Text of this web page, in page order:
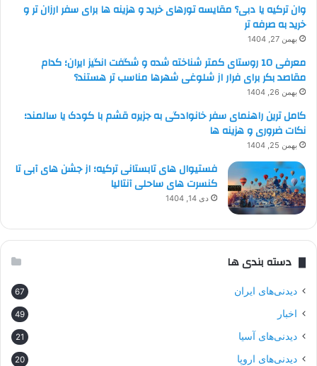
وان ترکیه یا دبی؟ مقایسه تورهای خرید و هزینه ها برای سفر ارزان تر و
خرید به صرفه تر
بهمن 27, 1404
معرفی 10 روستای کمتر شناخته شده و شگفت انگیز ایران؛ کدام
مقاصد بکر برای فرار از شلوغی شهرها مناسب تر هستند؟
بهمن 26, 1404
کامل ترین راهنمای سفر خانوادگی به جزیره قشم با کودک یا سالمند؛
نکات ضروری و هزینه ها
بهمن 25, 1404
فستیوال های تابستانی ترکیه؛ از جشن های آبی تا
کنسرت های ساحلی آنتالیا
دی 14, 1404
دسته بندی ها
دیدنی‌های ایران 67
اخبار 49
دیدنی‌های آسیا 21
دیدنی‌های اروپا 20